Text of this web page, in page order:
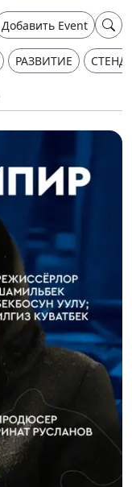
Добавить Event
РАЗВИТИЕ